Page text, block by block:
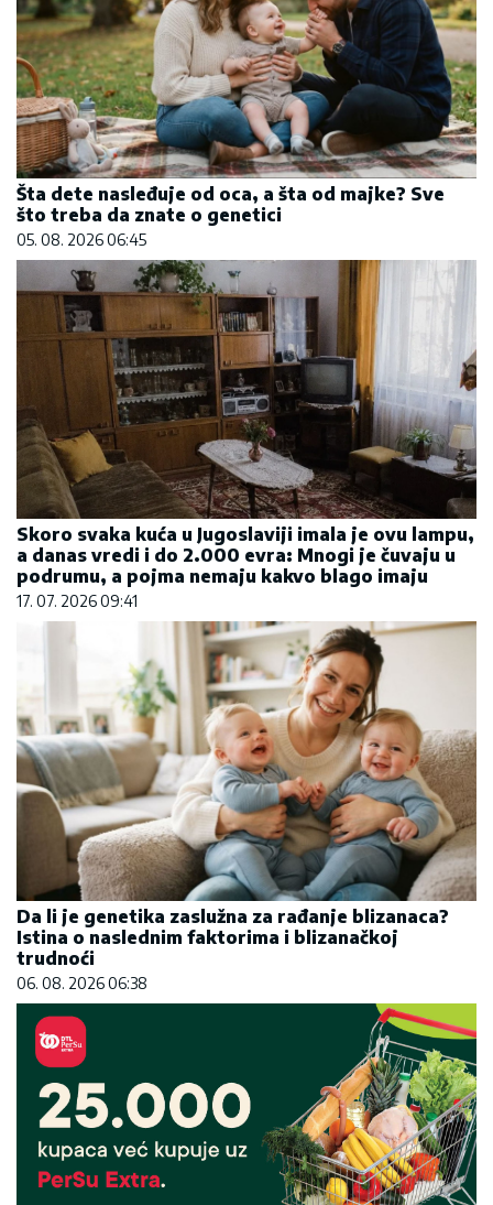
Šta dete nasleđuje od oca, a šta od majke? Sve
što treba da znate o genetici
05. 08. 2026 06:45
Skoro svaka kuća u Jugoslaviji imala je ovu lampu,
a danas vredi i do 2.000 evra: Mnogi je čuvaju u
podrumu, a pojma nemaju kakvo blago imaju
17. 07. 2026 09:41
Da li je genetika zaslužna za rađanje blizanaca?
Istina o naslednim faktorima i blizanačkoj
trudnoći
06. 08. 2026 06:38